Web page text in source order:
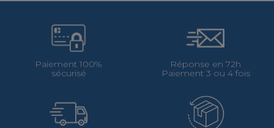
Paiement 100%
sécurisé
Réponse en 72h
Paiement 3 ou 4 fois